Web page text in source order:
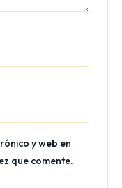
y web en
que comente.